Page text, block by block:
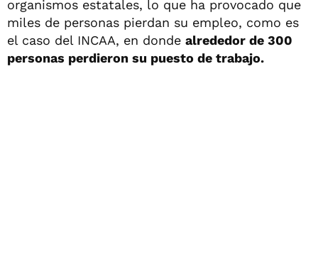
organismos estatales, lo que ha provocado que
miles de personas pierdan su empleo, como es
el caso del INCAA, en donde alrededor de 300
personas perdieron su puesto de trabajo.